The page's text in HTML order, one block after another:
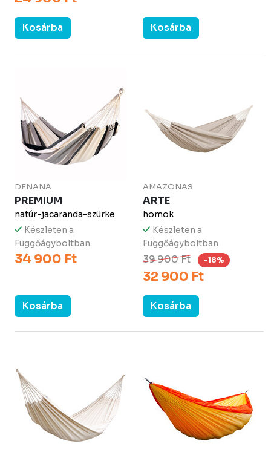
Kosárba Kosárba
DENANA
PREMIUM
natúr-jacaranda-szürke
Készleten a
Függőágyboltban
34 900 Ft
Kosárba
AMAZONAS
ARTE
homok
Készleten a
Függőágyboltban
39 900 Ft -18%
32 900 Ft
Kosárba